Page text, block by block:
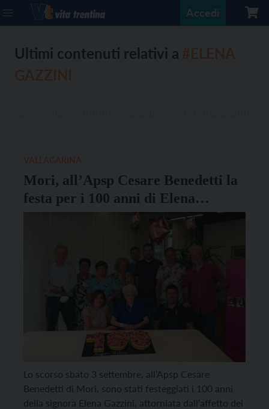
Accedi
Ultimi contenuti relativi a
Mori, all’Apsp Cesare Benedetti la
festa per i 100 anni di Elena
Gazzini
Lo scorso sbato 3 settembre, all’Apsp Cesare
Benedetti di Mori, sono stati festeggiati i 100 anni
della signora Elena Gazzini, attorniata dall’affetto dei